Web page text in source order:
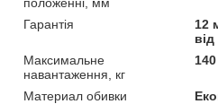
Гарантія
12
Максимальне
навантаження, кг
140
Материал обивки